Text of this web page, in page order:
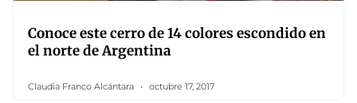
Conoce este cerro de 14 colores escondido en
el norte de Argentina
Claudia Franco Alcántara octubre 17, 2017